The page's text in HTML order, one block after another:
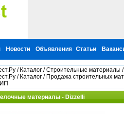
Новости Объявления Статьи
/ Каталог /Строительные материалы
/ Каталог / Продажа строительных
материалы - Dizzelli